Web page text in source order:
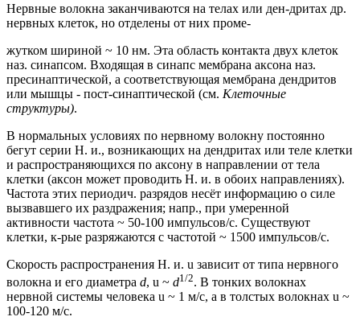
Нервные волокна заканчиваются на телах или ден-дритах др.
нервных клеток, но отделены от них проме-
жутком шириной ~ 10 нм. Эта область контакта двух клеток
наз. синапсом. Входящая в синапс мембрана аксона наз.
пресинаптической, а соответствующая мембрана дендритов
или мышцы - пост-синаптической (см. Клеточные
структуры).
В нормальных условиях по нервному волокну постоянно
бегут серии Н. и., возникающих на дендритах или теле клетки
и распространяющихся по аксону в направлении от тела
клетки (аксон может проводить Н. и. в обоих направлениях).
Частота этих периодич. разрядов несёт информацию о силе
вызвавшего их раздражения; напр., при умеренной
активности частота ~ 50-100 импульсов/с. Существуют
клетки, к-рые разряжаются с частотой ~ 1500 импульсов/с.
Скорость распространения Н. и. u зависит от типа нервного
волокна и его диаметра d, u ~ d1/2. В тонких волокнах
нервной системы человека u ~ 1 м/с, а в толстых волокнах u ~
100-120 м/с.